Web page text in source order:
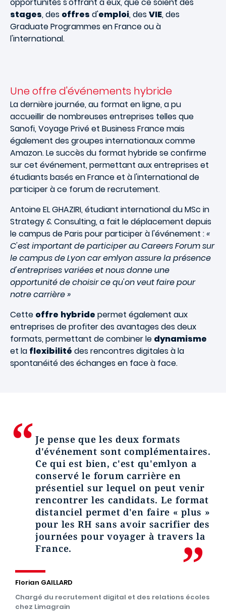
stages, des offres d'emploi, desVIE, des
Graduate Programmes en France ou à
l'international.
Une offre d'événements hybride
La dernière journée, au format en ligne, a pu
accueillir de nombreuses entreprises telles que
Sanofi, Voyage Privé et Business France mais
également des groupes internationaux comme
Amazon. Le succès du format hybride se confirme
sur cet événement, permettant aux entreprises et
étudiants basés en France et à l'international de
participer à ce forum de recrutement.
Antoine EL GHAZIRI, étudiant international du MSc in
Strategy & Consulting, a fait le déplacement depuis
le campus de Paris pour participer à l'événement :«
C'est important de participer au Careers Forum sur
le campus de Lyon car emlyon assure la présence
d'entreprises variées et nous donne une
opportunité de choisir ce qu'on veut faire pour
notre carrière »
Cette offre hybride permet également aux
entreprises de profiter des avantages des deux
formats, permettant de combiner le dynamisme
et la flexibilité des rencontres digitales à la
spontanéité des échanges en face à face.
Je pense que les deux formats
d'événement sont complémentaires.
Ce qui est bien, c'est qu'emlyon a
conservé le forum carrière en
présentiel sur lequel on peut venir
rencontrer les candidats. Le format
distanciel permet d'en faire « plus »
pour les RH sans avoir sacrifier des
journées pour voyager à travers la
France.
Florian GAILLARD
Chargé du recrutement digital et des relations écoles
chez Limagrain